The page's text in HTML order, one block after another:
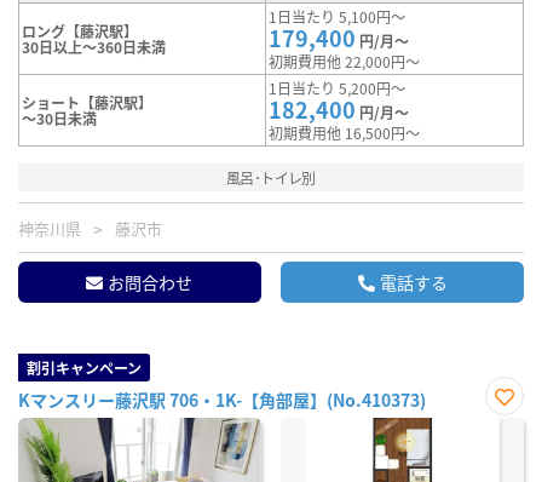
ロング【藤沢駅】
30日以上～360日未満
1日当たり 5,100円～
179,400 円/月～
初期費用他 22,000円～
ショート【藤沢駅】
～30日未満
1日当たり 5,200円～
182,400 円/月～
初期費用他 16,500円～
風呂･トイレ別
神奈川県 藤沢市
お問合わせ 電話する
割引キャンペーン
Kマンスリー藤沢駅 706・1K-【角部屋】(No.410373)
お気